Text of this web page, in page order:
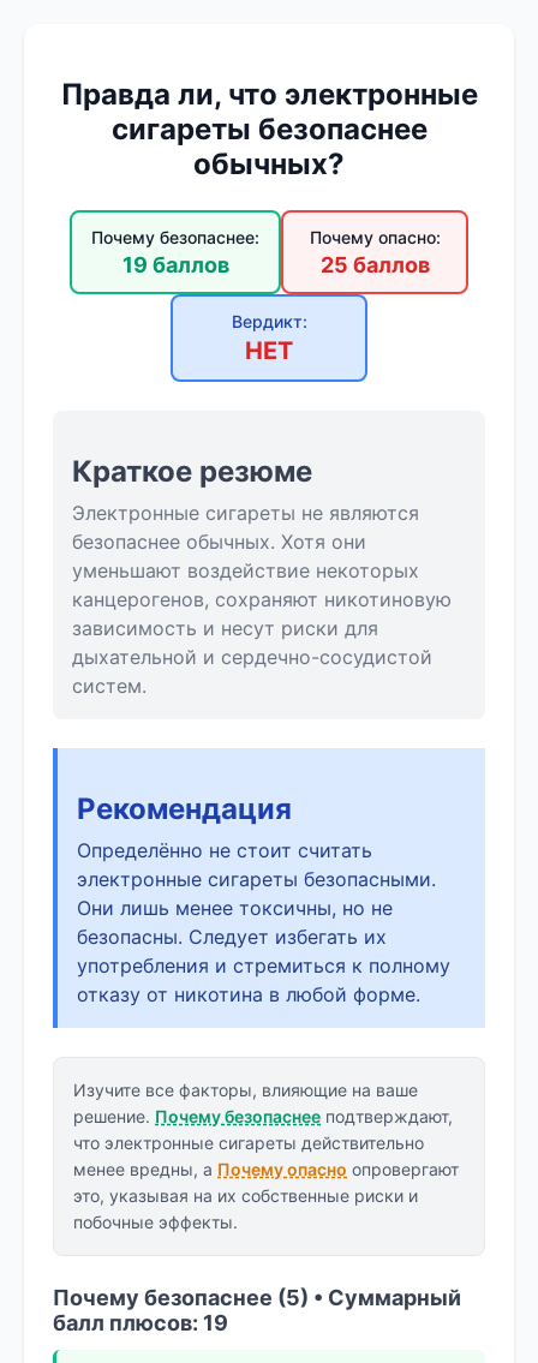
Правда ли, что электронные
сигареты безопаснее
обычных?
Почему безопаснее:
19 баллов
Почему опасно:
25 баллов
Вердикт:
НЕТ
Краткое резюме
Электронные сигареты не являются
безопаснее обычных. Хотя они
уменьшают воздействие некоторых
канцерогенов, сохраняют никотиновую
зависимость и несут риски для
дыхательной и сердечно-сосудистой
систем.
Рекомендация
Определённо не стоит считать
электронные сигареты безопасными.
Они лишь менее токсичны, но не
безопасны. Следует избегать их
употребления и стремиться к полному
отказу от никотина в любой форме.
Изучите все факторы, влияющие на ваше
решение. Почему безопаснее подтверждают,
что электронные сигареты действительно
менее вредны, а Почему опасно опровергают
это, указывая на их собственные риски и
побочные эффекты.
Почему безопаснее (5) • Суммарный
балл плюсов: 19